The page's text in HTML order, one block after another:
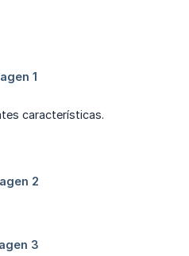
características.